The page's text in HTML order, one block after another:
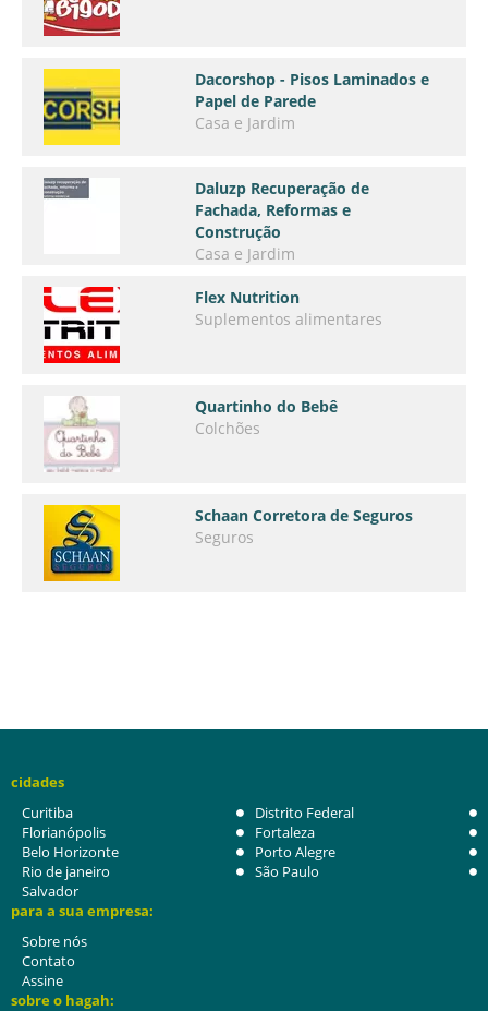
Dacorshop - Pisos Laminados e
Papel de Parede
Casa e Jardim
Daluzp Recuperação de
Fachada, Reformas e
Construção
Casa e Jardim
Flex Nutrition
Suplementos alimentares
Quartinho do Bebê
Colchões
Schaan Corretora de Seguros
Seguros
cidades
Curitiba
Distrito Federal
Florianópolis
Fortaleza
Belo Horizonte
Porto Alegre
Rio de janeiro
São Paulo
Salvador
para a sua empresa:
Sobre nós
Contato
Assine
sobre o hagah: